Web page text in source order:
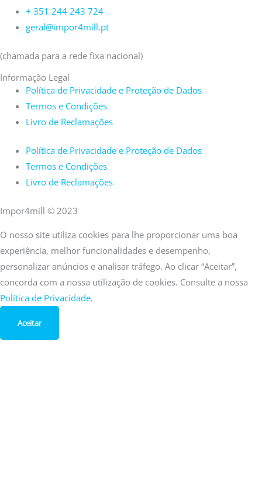
+ 351 244 243 724
geral@impor4mill.pt
(chamada para a rede fixa nacional)
Informação Legal
Política de Privacidade e Proteção de Dados
Termos e Condições
Livro de Reclamações
Política de Privacidade e Proteção de Dados
Termos e Condições
Livro de Reclamações
Impor4mill © 2023
O nosso site utiliza cookies para lhe proporcionar uma boa
experiência, melhor funcionalidades e desempenho,
personalizar anúncios e analisar tráfego. Ao clicar “Aceitar”,
concorda com a nossa utilização de cookies. Consulte a nossa
Política de Privacidade.
Aceitar